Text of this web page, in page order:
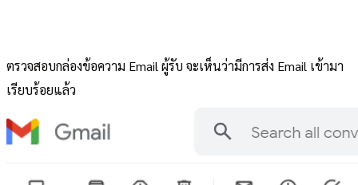
ตรวจสอบกล่องข้อความ Email ผู้รับ จะเห็นว่ามีการส่ง Email เข้ามา
เรียบร้อยแล้ว